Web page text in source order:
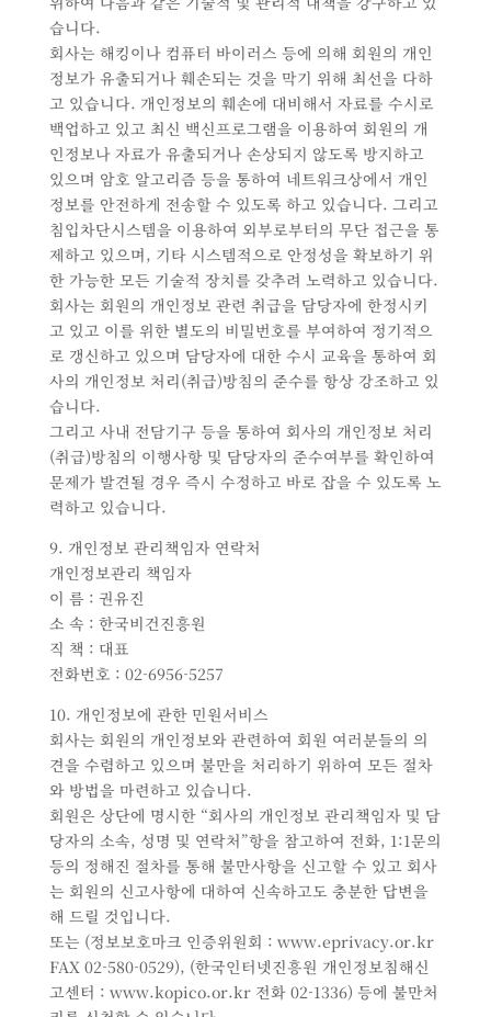
습니다.
회사는 해킹이나 컴퓨터 바이러스 등에 의해 회원의 개인
정보가 유출되거나 훼손되는 것을 막기 위해 최선을 다하
고 있습니다. 개인정보의 훼손에 대비해서 자료를 수시로
백업하고 있고 최신 백신프로그램을 이용하여 회원의 개
인정보나 자료가 유출되거나 손상되지 않도록 방지하고
있으며 암호 알고리즘 등을 통하여 네트워크상에서 개인
정보를 안전하게 전송할 수 있도록 하고 있습니다. 그리고
침입차단시스템을 이용하여 외부로부터의 무단 접근을 통
제하고 있으며, 기타 시스템적으로 안정성을 확보하기 위
한 가능한 모든 기술적 장치를 갖추려 노력하고 있습니다.
회사는 회원의 개인정보 관련 취급을 담당자에 한정시키
고 있고 이를 위한 별도의 비밀번호를 부여하여 정기적으
로 갱신하고 있으며 담당자에 대한 수시 교육을 통하여 회
사의 개인정보 처리(취급)방침의 준수를 항상 강조하고 있
습니다.
그리고 사내 전담기구 등을 통하여 회사의 개인정보 처리
(취급)방침의 이행사항 및 담당자의 준수여부를 확인하여
문제가 발견될 경우 즉시 수정하고 바로 잡을 수 있도록 노
력하고 있습니다.
9. 개인정보 관리책임자 연락처
개인정보관리 책임자
이 름 : 권유진
소 속 : 한국비건진흥원
직 책 : 대표
전화번호 : 02-6956-5257
10. 개인정보에 관한 민원서비스
회사는 회원의 개인정보와 관련하여 회원 여러분들의 의
견을 수렴하고 있으며 불만을 처리하기 위하여 모든 절차
와 방법을 마련하고 있습니다.
회원은 상단에 명시한 “회사의 개인정보 관리책임자 및 담
당자의 소속, 성명 및 연락처”항을 참고하여 전화, 1:1문의
등의 정해진 절차를 통해 불만사항을 신고할 수 있고 회사
는 회원의 신고사항에 대하여 신속하고도 충분한 답변을
해 드릴 것입니다.
또는 (정보보호마크 인증위원회 : www.eprivacy.or.kr
FAX 02-580-0529), (한국인터넷진흥원 개인정보침해신
고센터 : www.kopico.or.kr 전화 02-1336) 등에 불만처